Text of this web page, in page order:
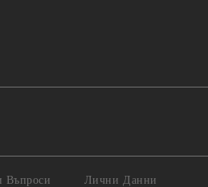
Въпроси Лични Данни